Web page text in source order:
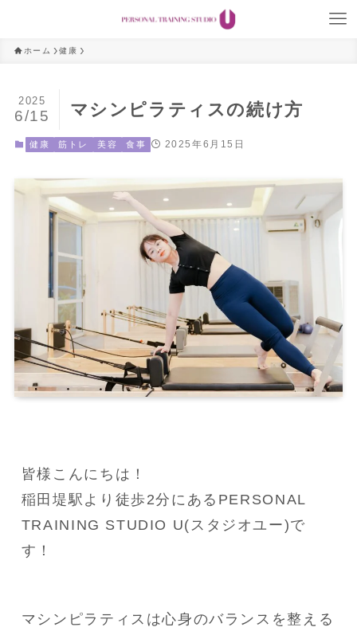
ホーム 健康
マシンピラティスの続け方
2025
6/15
健康 筋トレ 美容 食事 2025年6月15日
皆様こんにちは！
稲田堤駅より徒歩2分にあるPERSONAL
TRAINING STUDIO U(スタジオユー)で
す！
マシンピラティスは心身のバランスを整える